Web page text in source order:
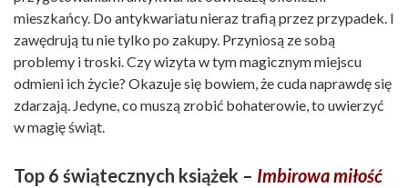
mieszkańcy. Do antykwariatu nieraz trafią przez przypadek. I
zawędrują tu nie tylko po zakupy. Przyniosą ze sobą
problemy i troski. Czy wizyta w tym magicznym miejscu
odmieni ich życie? Okazuje się bowiem, że cuda naprawdę się
zdarzają. Jedyne, co muszą zrobić bohaterowie, to uwierzyć
w magię świąt.
Top 6 świątecznych książek – Imbirowa miłość